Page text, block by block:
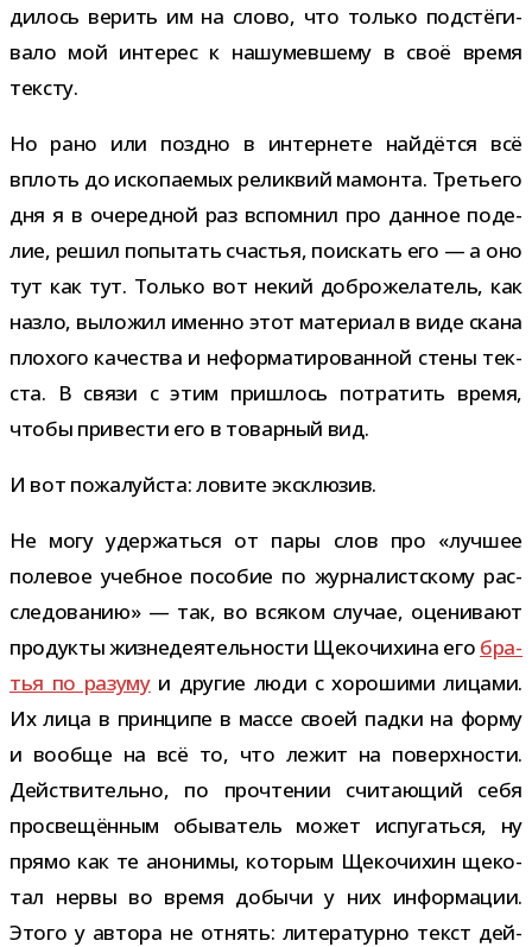
ди­лось верить им на слово, что только под­стё­ги­
вало мой инте­рес к нашу­мев­шему в своё время
тексту.
Но рано или поздно в интер­нете най­дётся всё
вплоть до иско­па­е­мых релик­вий мамонта. Третьего
дня я в оче­ред­ной раз вспом­нил про дан­ное поде­
лие, решил попы­тать сча­стья, поис­кать его — а оно
тут как тут. Только вот некий доб­ро­же­ла­тель, как
назло, выло­жил именно этот мате­риал в виде скана
пло­хого каче­ства и нефор­ма­ти­ро­ван­ной стены тек­
ста. В связи с этим при­шлось потра­тить время,
чтобы при­ве­сти его в товар­ный вид.
И вот пожа­луй­ста: ловите эксклюзив.
Не могу удер­жаться от пары слов про «луч­шее
поле­вое учеб­ное посо­бие по жур­на­лист­скому рас­
сле­до­ва­нию» — так, во вся­ком слу­чае, оце­ни­вают
про­дукты жиз­не­де­я­тель­но­сти Щекочихина его бра­
тья по разумуи дру­гие люди с хоро­шими лицами.
Их лица в прин­ципе в массе своей падки на форму
и вообще на всё то, что лежит на поверх­но­сти.
Действительно, по про­чте­нии счи­та­ю­щий себя
про­све­щён­ным обы­ва­тель может испу­гаться, ну
прямо как те ано­нимы, кото­рым Щекочихин щеко­
тал нервы во время добычи у них инфор­ма­ции.
Этого у автора не отнять: лите­ра­турно текст дей­